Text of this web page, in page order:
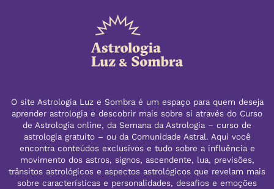
O site Astrologia Luz e Sombra é um espaço para quem deseja
aprender astrologia e descobrir mais sobre si através do Curso
de Astrologia online, da Semana da Astrologia – curso de
astrologia gratuito – ou da Comunidade Astral. Aqui você
encontra conteúdos exclusivos e tudo sobre a influência e
movimento dos astros, signos, ascendente, lua, previsões,
trânsitos astrológicos e aspectos astrológicos que revelam mais
sobre características e personalidades, desafios e emoções